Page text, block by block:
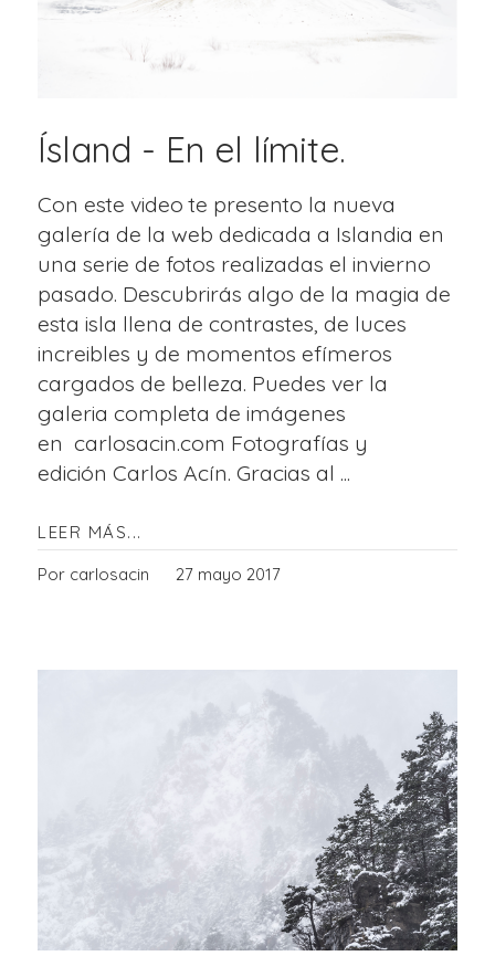
Ísland - En el límite.
Con este video te presento la nueva
galería de la web dedicada a Islandia en
una serie de fotos realizadas el invierno
pasado. Descubrirás algo de la magia de
esta isla llena de contrastes, de luces
increibles y de momentos efímeros
cargados de belleza. Puedes ver la
galeria completa de imágenes
en carlosacin.com Fotografías y
edición Carlos Acín. Gracias al ...
LEER MÁS...
Por carlosacin 27 mayo 2017